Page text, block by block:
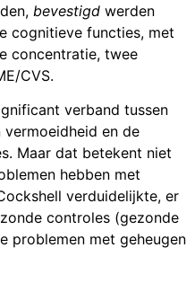
bevestigd werden
cognitieve functies, met
concentratie, twee
CVS.
verband tussen
vermoeidheid en de
Maar dat betekent niet
hebben met
verduidelijkte, er
controles (gezonde
problemen met geheugen